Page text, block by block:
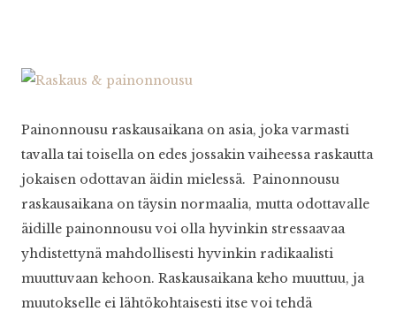
Painonnousu raskausaikana on asia, joka varmasti
tavalla tai toisella on edes jossakin vaiheessa raskautta
jokaisen odottavan äidin mielessä. Painonnousu
raskausaikana on täysin normaalia, mutta odottavalle
äidille painonnousu voi olla hyvinkin stressaavaa
yhdistettynä mahdollisesti hyvinkin radikaalisti
muuttuvaan kehoon. Raskausaikana keho muuttuu, ja
muutokselle ei lähtökohtaisesti itse voi tehdä